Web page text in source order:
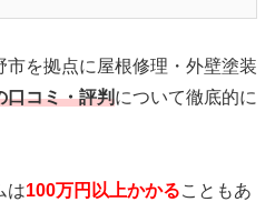
市を拠点に 屋根修理・外壁塗装
口コミ・評判について徹底的に
は100万円以上かかることもあ